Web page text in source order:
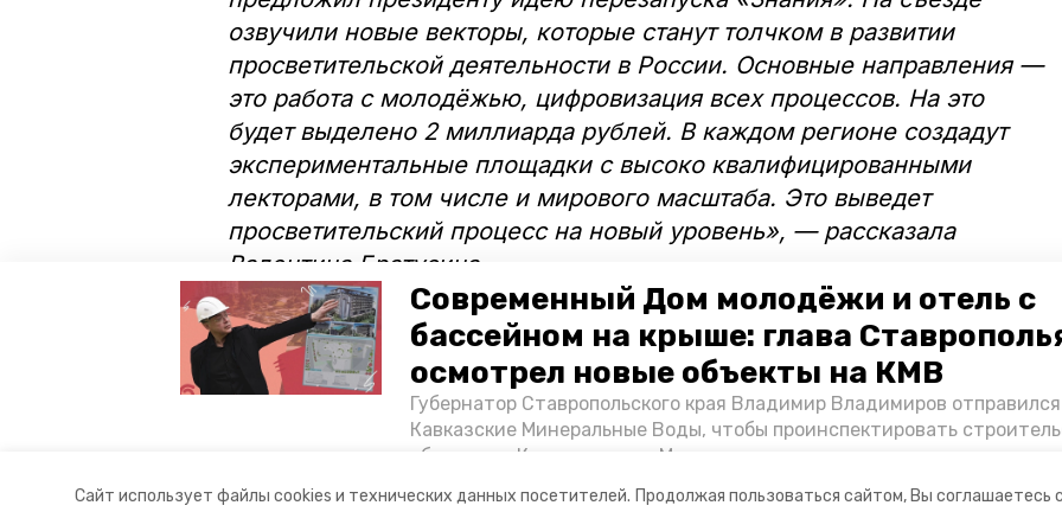
Сайт использует файлы cookies и технических данных посетителей. Продолжая пользоваться сайтом, Вы соглашаетесь с
Современный Дом молодёжи и отель с
бассейном на крыше: глава
осмотрел новые объекты на КМВ
Губернатор Ставропольского края Владимир Владимиров
Кавказские Минеральные Воды, чтобы проинспектировать
объектов в Кисловодске и Минводах, а также выслушать
материале «Победы26».
озвучили новые векторы, которые станут толчком в развитии
просветительской деятельности в России. Основные направления —
это работа с молодёжью, цифровизация всех процессов. На это
будет выделено 2 миллиарда рублей. В каждом регионе создадут
экспериментальные площадки с высоко квалифицированными
лекторами, в том числе и мирового масштаба. Это выведет
просветительский процесс на новый уровень», — рассказала
Валентина Братусина.
Также в ходе мероприятия вручили благодарственные письма за
просветительскую деятельность от президента России Владимира
Путина. Награду получили и представители ряда регионов, в том
числе и Валентина Братусина.